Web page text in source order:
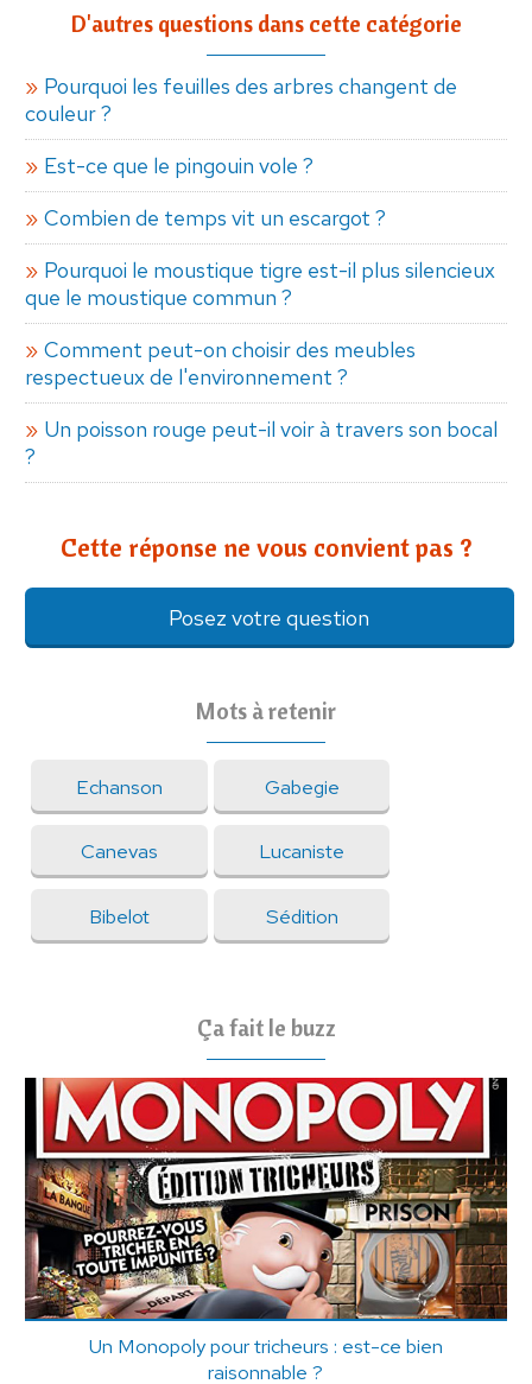
D'autres questions dans cette catégorie
Pourquoi les feuilles des arbres changent de
couleur ?
Est-ce que le pingouin vole ?
Combien de temps vit un escargot ?
Pourquoi le moustique tigre est-il plus silencieux
que le moustique commun ?
Comment peut-on choisir des meubles
respectueux de l'environnement ?
Un poisson rouge peut-il voir à travers son bocal
?
Cette réponse ne vous convient pas ?
Posez votre question
Mots à retenir
Echanson Gabegie
Canevas Lucaniste
Bibelot Sédition
Ça fait le buzz
Un Monopoly pour tricheurs : est-ce bien
raisonnable ?